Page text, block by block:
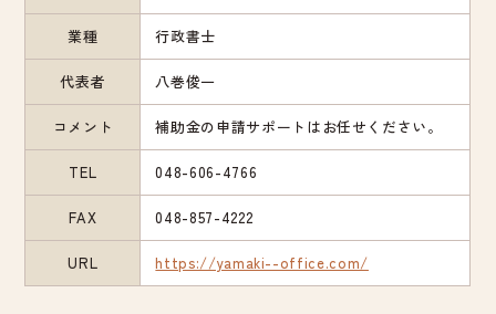
業種 行政書士
代表者 八巻俊一
コメント 補助金の申請サポートはお任せください。
TEL 048-606-4766
FAX 048-857-4222
URL https://yamaki--office.com/